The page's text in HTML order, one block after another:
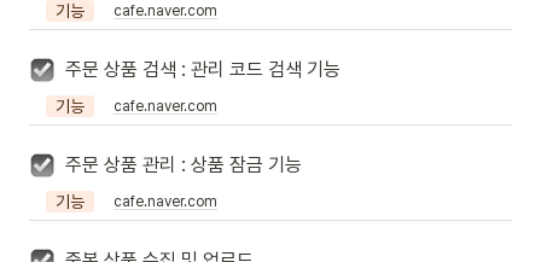
기능 cafe.naver.com
주문 상품 검색 : 관리 코드 검색 기능
기능 cafe.naver.com
주문 상품 관리 : 상품 잠금 기능
기능 cafe.naver.com